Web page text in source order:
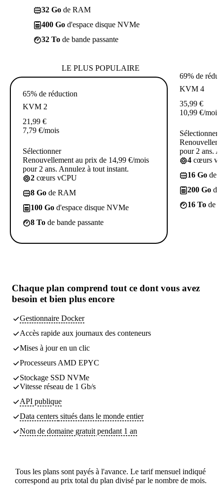
32 Go de RAM
400 Go d'espace disque NVMe
32 To de bande passante
LE PLUS POPULAIRE
65% de réduction
KVM 2
21,99 €
7,79 €/mois
Sélectionner
Renouvellement au prix de 14,99 €/mois
pour 2 ans. Annulez à tout instant.
2 cœurs vCPU
8 Go de RAM
100 Go d'espace disque NVMe
8 To de bande passante
69% de
KVM 4
35,99 €
10,99 €/mois
Sélectionner
pour 2 ans.
4 cœurs
16 Go de
200 Go
16 To de
Chaque plan comprend tout ce dont vous avez
besoin et bien plus encore
Gestionnaire Docker
Accès rapide aux journaux des conteneurs
Mises à jour en un clic
Processeurs AMD EPYC
Stockage SSD NVMe
Vitesse réseau de 1 Gb/s
API publique
Data centers situés dans le monde entier
Nom de domaine gratuit pendant 1 an
Tous les plans sont payés à l'avance. Le tarif mensuel indiqué
correspond au prix total du plan divisé par le nombre de mois.